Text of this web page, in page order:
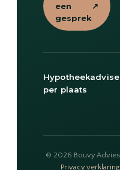
een
gesprek
↗
per plaats
© 2026 Bouvy
Privacy verklaring